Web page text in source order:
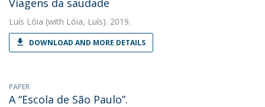
Viagens da saudade
Luís Lóia (with Lóia, Luís). 2019.
DOWNLOAD AND MORE DETAILS
PAPER
A “Escola de São Paulo”.